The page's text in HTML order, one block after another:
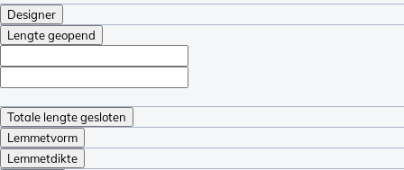
Designer
Lengte geopend
Totale lengte gesloten
Lemmetvorm
Lemmetdikte